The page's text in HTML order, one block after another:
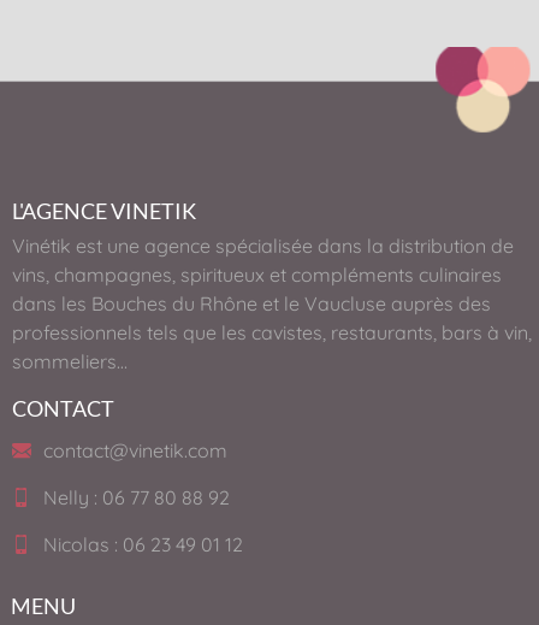
L'AGENCE VINETIK
Vinétik est une agence spécialisée dans la distribution de
vins, champagnes, spiritueux et compléments culinaires
dans les Bouches du Rhône et le Vaucluse auprès des
professionnels tels que les cavistes, restaurants, bars à vin,
sommeliers…
CONTACT
contact@vinetik.com
Nelly : 06 77 80 88 92
Nicolas : 06 23 49 01 12
MENU